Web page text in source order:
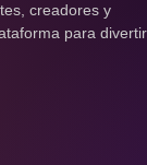
creadores y
para